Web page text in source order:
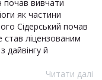
почав вивчати
як частини
Сідерський почав
став ліцензованим
дайвінгу й
Читати далі